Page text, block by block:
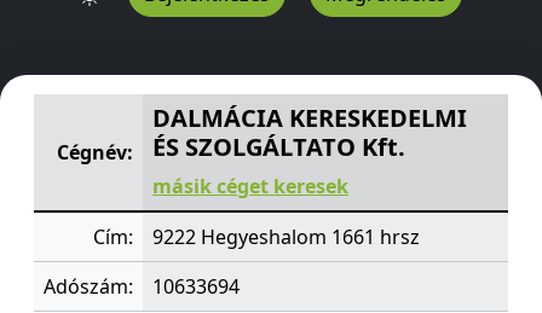
DALMÁCIA KERESKEDELMI ÉS SZOLGÁLTATO Kft.
1661
Cégnév:
DALMÁCIA KERESKEDELMI
ÉS SZOLGÁLTATO Kft.
másik céget keresek
Cím:
9222 Hegyeshalom 1661 hrsz
Adószám:
10633694